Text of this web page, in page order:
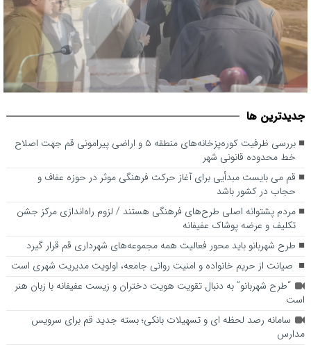
حجاب در کشور باشد
جديدترين ها
بررسی ظرفیت کوره‌پزخانه‌های منطقه ۵ و اراضی پیرامونی قم جهت اصلاح
خط محدوده قانونی شهر
قم می بایست مبدأیی برای آغاز حرکت فرهنگی موثر در حوزه عفاف و
حجاب در کشور باشد
مردم پشتوانه اصلی طرح‌های فرهنگی هستند / لزوم راه‌اندازی مرکز جشن
تکلیف و عرضه پوشاک عفیفانه
طرح شهربانو باید محور فعالیت همه مجموعه‌های شهرداری قم قرار گیرد
صیانت از حریم خانواده و امنیت روانی جامعه، اولویت مدیریت شهری است
“طرح شهربانو” به دنبال تقویت هویت دختران و زیست عفیفانه با زبان هنر
است
سامانه رصد لحظه ای و تسهیلات بانکی؛ بسته جدید قم برای سرویس
مدارس